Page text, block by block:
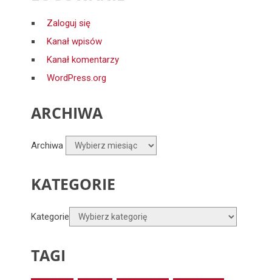
Zaloguj się
Kanał wpisów
Kanał komentarzy
WordPress.org
ARCHIWA
Archiwa
KATEGORIE
Kategorie
TAGI